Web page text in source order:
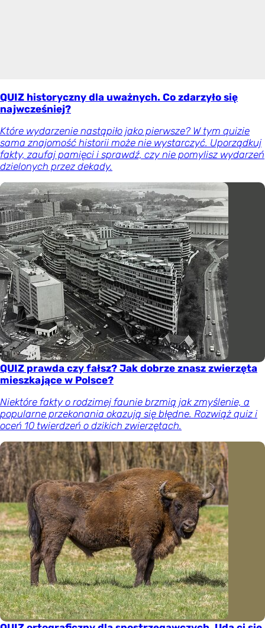
QUIZ historyczny dla uważnych. Co zdarzyło się
najwcześniej?
Które wydarzenie nastąpiło jako pierwsze? W tym quizie
sama znajomość historii może nie wystarczyć. Uporządkuj
fakty, zaufaj pamięci i sprawdź, czy nie pomylisz wydarzeń
dzielonych przez dekady.
QUIZ prawda czy fałsz? Jak dobrze znasz zwierzęta
mieszkające w Polsce?
Niektóre fakty o rodzimej faunie brzmią jak zmyślenie, a
popularne przekonania okazują się błędne. Rozwiąż quiz i
oceń 10 twierdzeń o dzikich zwierzętach.